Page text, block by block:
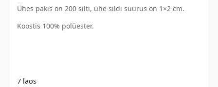
Ühes pakis on 200 silti, ühe sildi suurus on 1×2 cm.
Koostis 100% polüester.
7 laos